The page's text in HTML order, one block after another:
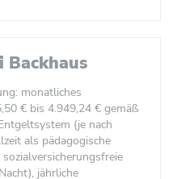
Backhaus
monatliches
€ bis 4.949,24 € gemäß
(je nach
als pädagogische
jährliche